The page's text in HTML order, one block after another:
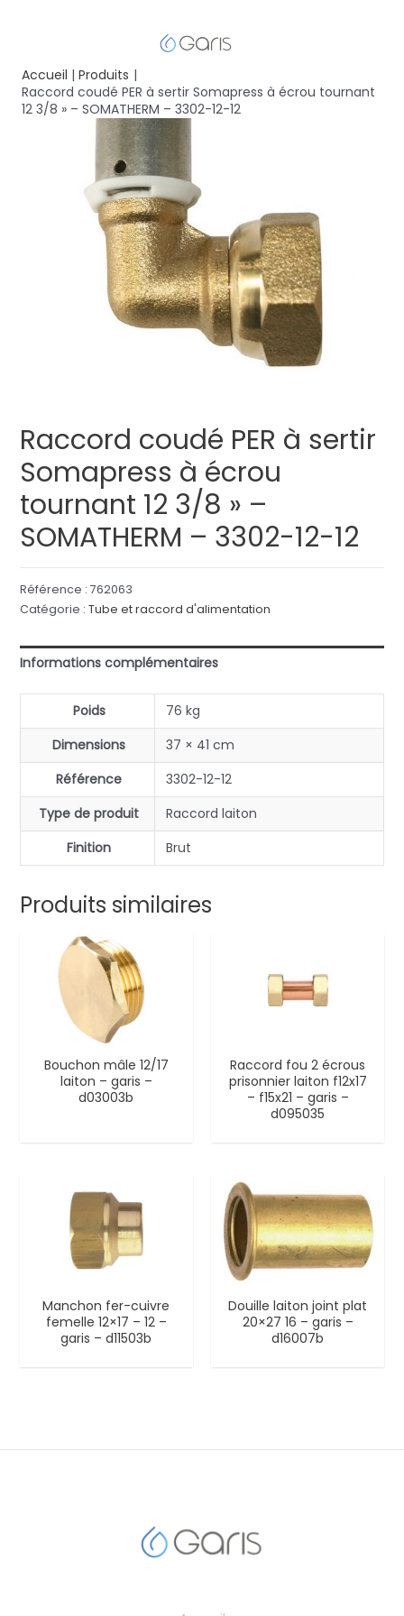
Accueil
Produits
Raccord coudé PER à sertir Somapress à écrou tournant
12 3/8 » – SOMATHERM – 3302-12-12
Raccord coudé PER à sertir
Somapress à écrou
tournant 12 3/8 » –
SOMATHERM – 3302-12-12
Référence : 762063
Catégorie : Tube et raccord d'alimentation
Informations complémentaires
Poids
76 kg
Dimensions
37 × 41 cm
Référence
3302-12-12
Type de produit
Raccord laiton
Finition
Brut
Produits similaires
Bouchon mâle 12/17
laiton – garis –
d03003b
Raccord fou 2 écrous
prisonnier laiton f12x17
– f15x21 – garis –
d095035
Manchon fer-cuivre
femelle 12×17 – 12 –
garis – d11503b
Douille laiton joint plat
20×27 16 – garis –
d16007b